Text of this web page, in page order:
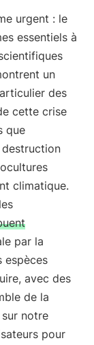
urgent : le
essentiels à
un
des
cette crise
que
climatique.
par la
espèces
avec des
de la
notre
pour